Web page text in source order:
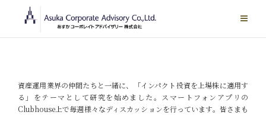
content
資産運用業界の仲間たちと一緒に、「インパクト投資を上場株に適用す
る」をテーマとして研究を始めました。スマートフォンアプリの
Clubhouse上で毎週様々なディスカッションを行っています。皆さまも